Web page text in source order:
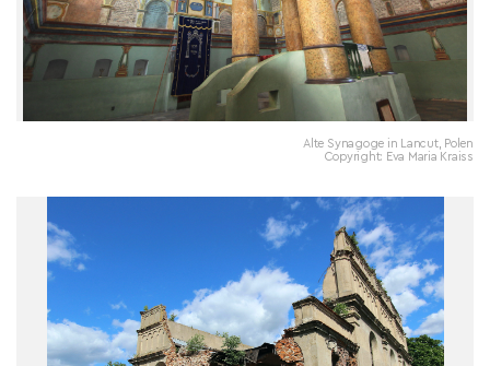
Alte Synagoge in Lancut, Polen
Copyright: Eva Maria Kraiss